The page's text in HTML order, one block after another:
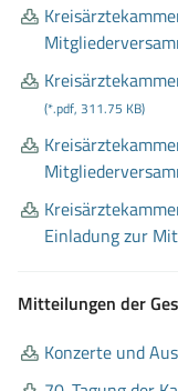
(*.pdf, 311.75 KB)
Einladung zur
Mitteilungen der
Konzerte und